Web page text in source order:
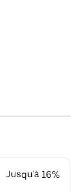
Jusqu'à 16%